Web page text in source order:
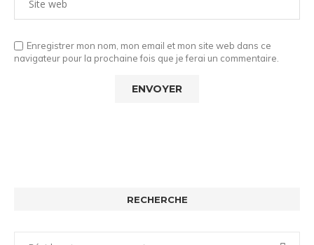
Enregistrer mon nom, mon email et mon site web dans ce
navigateur pour la prochaine fois que je ferai un commentaire.
RECHERCHE